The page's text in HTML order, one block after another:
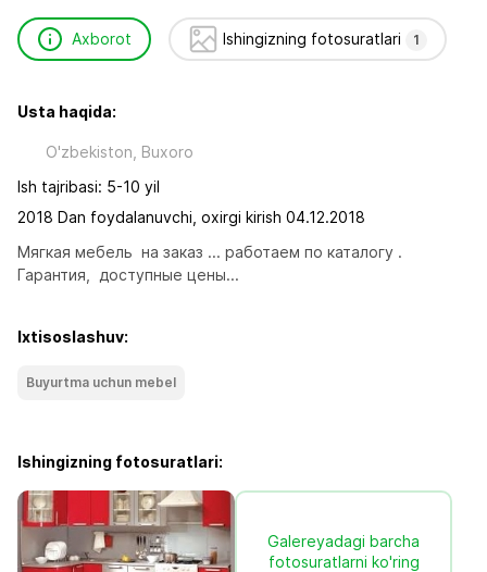
Axborot Ishingizning fotosuratlari 1
Usta haqida:
O'zbekiston, Buxoro
Ish tajribasi: 5-10 yil
2018 Dan foydalanuvchi, oxirgi kirish 04.12.2018
Мягкая мебель  на заказ ... работаем по каталогу .
Гарантия,  доступные цены...
Ixtisoslashuv:
Buyurtma uchun mebel
Ishingizning fotosuratlari:
Galereyadagi barcha
fotosuratlarni ko'ring